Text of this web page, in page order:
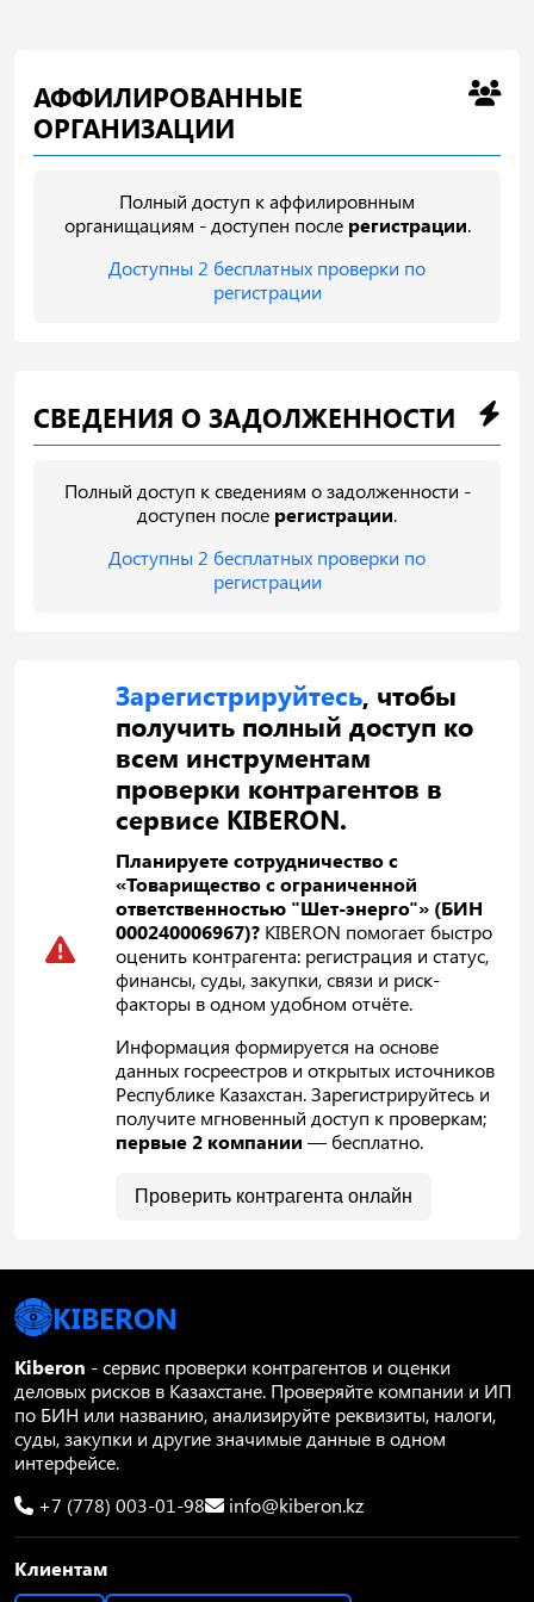
АФФИЛИРОВАННЫЕ
ОРГАНИЗАЦИИ
Полный доступ к аффилировнным
органищациям - доступен после регистрации.
Доступны 2 бесплатных проверки по
регистрации
СВЕДЕНИЯ О ЗАДОЛЖЕННОСТИ
Полный доступ к сведениям о задолженности -
доступен после регистрации.
Доступны 2 бесплатных проверки по
регистрации
Зарегистрируйтесь, чтобы
получить полный доступ ко
всем инструментам
проверки контрагентов в
сервисе KIBERON.
Планируете сотрудничество с
«Товарищество с ограниченной
ответственностью "Шет-энерго"» (БИН
000240006967)? KIBERON помогает быстро
оценить контрагента: регистрация и статус,
финансы, суды, закупки, связи и риск-
факторы в одном удобном отчёте.
Информация формируется на основе
данных госреестров и открытых источников
Республике Казахстан. Зарегистрируйтесь и
получите мгновенный доступ к проверкам;
первые 2 компании — бесплатно.
Проверить контрагента онлайн
KIBERON
Kiberon - сервис проверки контрагентов и оценки
деловых рисков в Казахстане. Проверяйте компании и ИП
по БИН или названию, анализируйте реквизиты, налоги,
суды, закупки и другие значимые данные в одном
интерфейсе.
+7 (778) 003-01-98
info@kiberon.kz
Клиентам